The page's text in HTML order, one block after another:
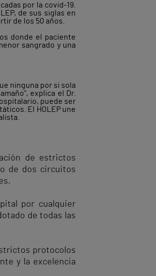
por la covid-19.
de sus siglas en
de los 50 años.
donde el paciente
sangrado y una
ninguna por si sola
explica el Dr.
puede ser
El HOLEP une
de estrictos
de dos circuitos
por cualquier
de todas las
protocolos
y la excelencia